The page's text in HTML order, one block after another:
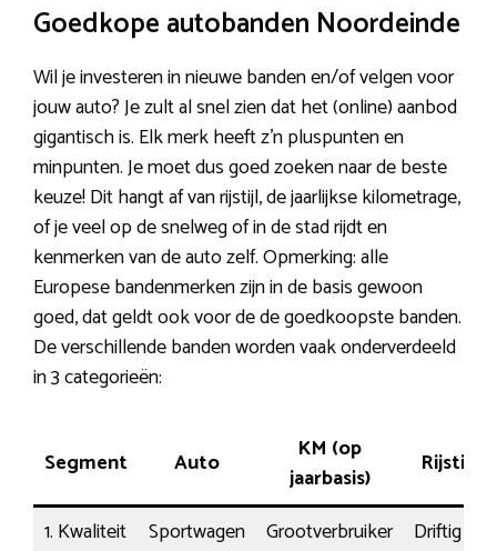
Goedkope autobanden Noordeinde
Wil je investeren in nieuwe banden en/of velgen voor
jouw auto? Je zult al snel zien dat het (online) aanbod
gigantisch is. Elk merk heeft z’n pluspunten en
minpunten. Je moet dus goed zoeken naar de beste
keuze! Dit hangt af van rijstijl, de jaarlijkse kilometrage,
of je veel op de snelweg of in de stad rijdt en
kenmerken van de auto zelf. Opmerking: alle
Europese bandenmerken zijn in de basis gewoon
goed, dat geldt ook voor de de goedkoopste banden.
De verschillende banden worden vaak onderverdeeld
in 3 categorieën:
Segment Auto
KM (op
jaarbasis)
Rijstijl
1. Kwaliteit Sportwagen Grootverbruiker
Driftig